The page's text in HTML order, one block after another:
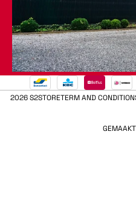
2026 S2STORETERM AND